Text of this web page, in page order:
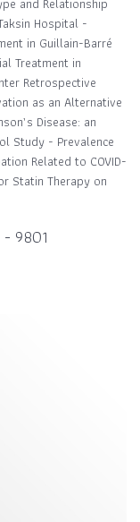
Hospital -
in Guillain-Barré
Treatment in
Retrospective
as an Alternative
Disease: an
Study - Prevalence
Related to COVID-
Statin Therapy on
- 9801